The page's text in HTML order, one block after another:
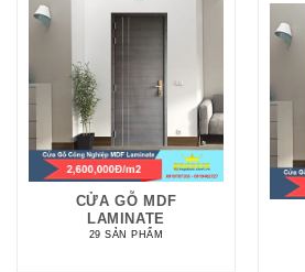
CỬA GỖ MDF
LAMINATE
29 SẢN PHẨM